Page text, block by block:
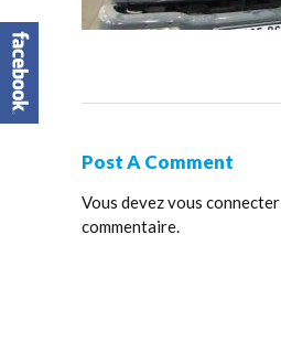
Post A Comment
Vous devezvous connecter
commentaire.